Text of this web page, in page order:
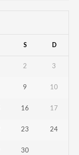
S D
2 3
9 10
16 17
23 24
30